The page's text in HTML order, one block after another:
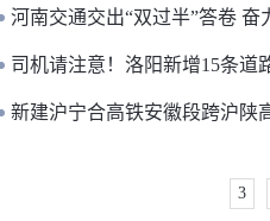
河南交通交出“双过半”答卷 奋
司机请注意！洛阳新增15条道
新建沪宁合高铁安徽段跨沪陕
3